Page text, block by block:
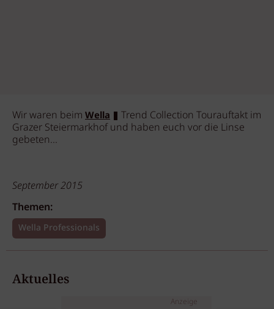
Wir waren beim Wella
Trend Collection Tourauftakt im
Grazer Steiermarkhof und haben euch vor die Linse
gebeten...
September 2015
Themen:
Wella Professionals
Aktuelles
Anzeige